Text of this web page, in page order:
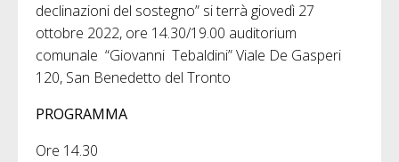
declinazioni del sostegno” si terrà giovedì 27
ottobre 2022, ore 14.30/19.00 auditorium
comunale “Giovanni Tebaldini” Viale De Gasperi
120, San Benedetto del Tronto
PROGRAMMA
Ore 14.30